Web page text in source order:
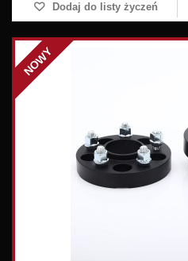
Dodaj do listy życzeń
NOWY